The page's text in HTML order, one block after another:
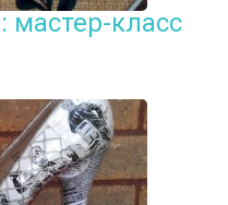
мастер-класс